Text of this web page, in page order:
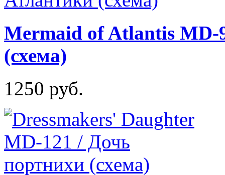
Mermaid of Atlantis MD-
(схема)
1250 руб.